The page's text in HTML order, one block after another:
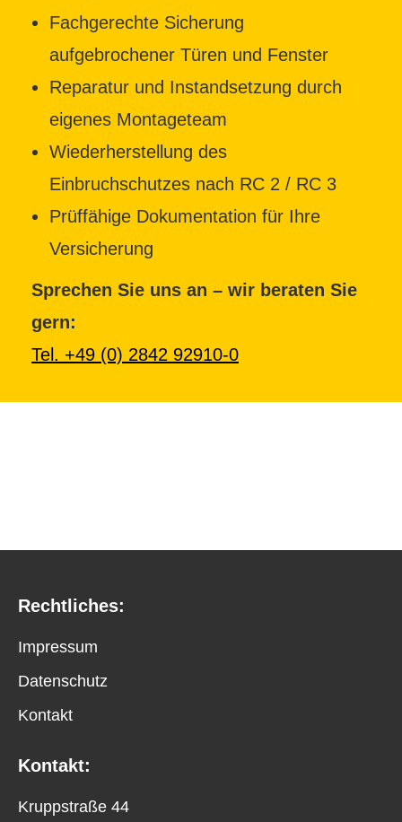
Fachgerechte Sicherung
aufgebrochener Türen und Fenster
Reparatur und Instandsetzung durch
eigenes Montageteam
Wiederherstellung des
Einbruchschutzes nach RC 2 / RC 3
Prüffähige Dokumentation für Ihre
Versicherung
Sprechen Sie uns an – wir beraten Sie
gern:
Tel. +49 (0) 2842 92910-0
Rechtliches:
Impressum
Datenschutz
Kontakt
Kontakt:
Kruppstraße 44